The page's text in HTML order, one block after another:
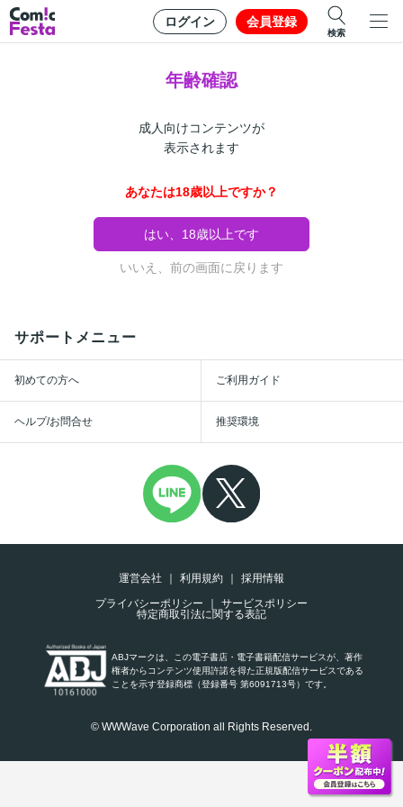
ログイン 会員登録
検索
年齢確認
成人向けコンテンツが
表示されます
あなたは18歳以上ですか？
はい、18歳以上です
いいえ、前の画面に戻ります
サポートメニュー
初めての方へ ご利用ガイド
ヘルプ/お問合せ 推奨環境
運営会社 利用規約
採用情報
プライバシーポリシー
サービスポリシー
特定商取引法に関する表記
ABJマークは、この電子書店・電子書籍配信サービスが、著作
権者からコンテンツ使用許諾を得た正規版配信サービスである
ことを示す登録商標（登録番号 第6091713号）です。
© WWWave Corporation all Rights Reserved.